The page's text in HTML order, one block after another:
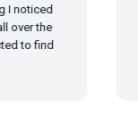
noticed
the
to find